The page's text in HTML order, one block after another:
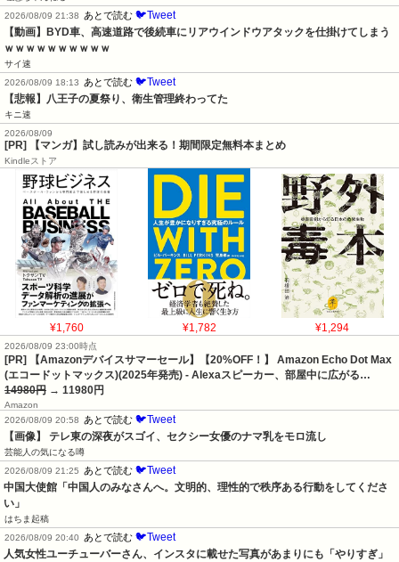
2026/08/09 21:38
あとで読む 🐦Tweet
【動画】BYD車、高速道路で後続車にリアウインドウアタックを仕掛けてしまう
ｗｗｗｗｗｗｗｗｗｗ
サイ速
2026/08/09 18:13
あとで読む 🐦Tweet
【悲報】八王子の夏祭り、衛生管理終わってた
キニ速
2026/08/09
[PR] 【マンガ】試し読みが出来る！期間限定無料本まとめ
Kindleストア
¥1,760 ¥1,782 ¥1,294
2026/08/09 23:00時点
[PR] 【Amazonデバイスサマーセール】【20%OFF！】 Amazon Echo Dot Max
(エコードットマックス)(2025年発売) - Alexaスピーカー、部屋中に広がる…
14980円 → 11980円
Amazon
2026/08/09 20:58
あとで読む 🐦Tweet
【画像】 テレ東の深夜がスゴイ、セクシー女優のナマ乳をモロ流し
芸能人の気になる噂
2026/08/09 21:25
あとで読む 🐦Tweet
中国大使館「中国人のみなさんへ。文明的、理性的で秩序ある行動をしてくださ
い」
はちま起稿
2026/08/09 20:40
あとで読む 🐦Tweet
人気女性ユーチューバーさん、インスタに載せた写真があまりにも「やりすぎ」